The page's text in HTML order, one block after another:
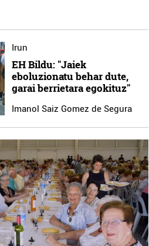
Irun
EH Bildu: "Jaiek
eboluzionatu behar dute,
garai berrietara egokituz"
Imanol Saiz Gomez de Segura